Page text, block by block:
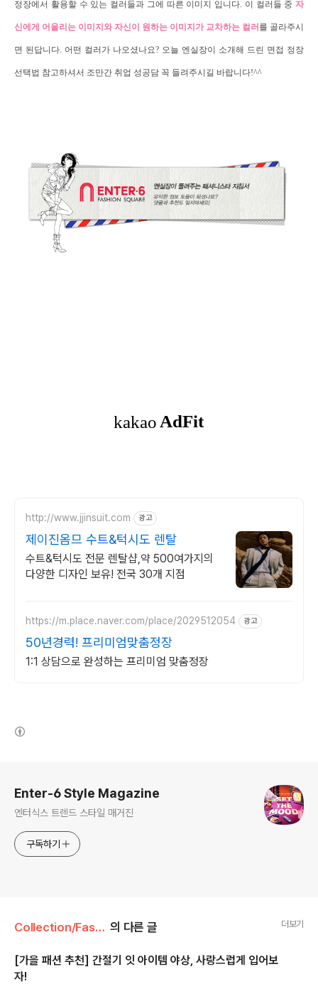
정장에서 활용할 수 있는 컬러들과 그에 따른 이미지 입니다 이 컬러들 중 자
신에게 어울리는 이미지와 자신이 원하는 이미지가 교차하는 컬러를 골라주시
면 된답니다 어떤 컬러가 나오셨나요? 오늘 엔실장이 소개해 드린 면접 정장
선택법 참고하셔서 조만간 취업 성공담 꼭 들려주시길 바랍니다!^^
http://www.jjinsuit.com 광고
제이진옴므 수트&턱시도 렌탈
수트&턱시도 전문 렌탈샵,약 500여가지의
다양한 디자인 보유! 전국 30개 지점
https://m.place.naver.com/place/2029512054 광고
50년경력! 프리미엄맞춤정장
1:1 상담으로 완성하는 프리미엄 맞춤정장
Enter-6 Style Magazine
엔터식스 트렌드 스타일 매거진
구독하기
Collection/Fashion 의 다른 글 더보기
[가을 패션 추천] 간절기 잇 아이템 야상, 사랑스럽게 입어보
자!